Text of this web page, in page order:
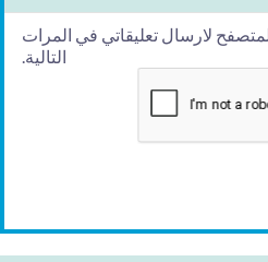
لارسال تعليقاتي في المرات
التالية.